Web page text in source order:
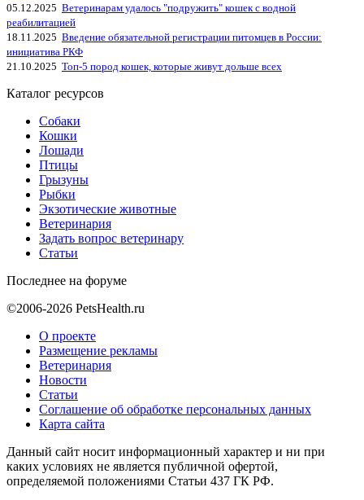
05.12.2025 Ветеринарам удалось "подружить" кошек с водной
реабилитацией
18.11.2025 Введение обязательной регистрации питомцев в России:
инициатива РКФ
21.10.2025 Топ-5 пород кошек, которые живут дольше всех
Каталог ресурсов
Собаки
Кошки
Лошади
Птицы
Грызуны
Рыбки
Экзотические животные
Ветеринария
Задать вопрос ветеринару
Статьи
Последнее на форуме
©2006-2026 PetsHealth.ru
О проекте
Размещение рекламы
Ветеринария
Новости
Статьи
Соглашение об обработке персональных данных
Карта сайта
Данный сайт носит информационный характер и ни при
каких условиях не является публичной офертой,
определяемой положениями Статьи 437 ГК РФ.